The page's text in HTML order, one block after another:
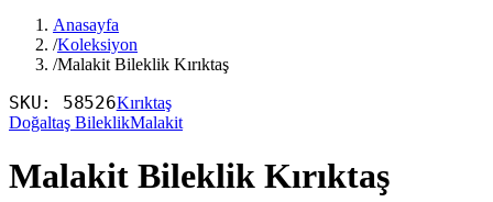
Anasayfa
/Koleksiyon
/Malakit Bileklik Kırıktaş
SKU: 58526Kırıktaş
Doğaltaş BileklikMalakit
Malakit Bileklik Kırıktaş